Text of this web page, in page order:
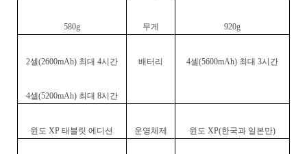
580g 무게 920g
2셀(2600mAh) 최대 4시간
4셀(5200mAh) 최대 8시간
배터리 4셀(5600mAh) 최대 3시간
윈도 XP태블릿 에디션 운영체제 윈도 XP(한국과 일본만)